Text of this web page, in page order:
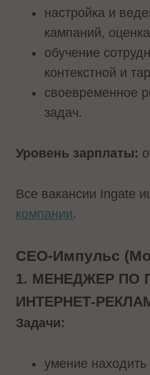
настройка и
кампаний,
обучение
контекстной и
своевременное
задач.
Уровень зарплаты:
Все вакансии Ingate
компании.
СЕО-Импульс
1. МЕНЕДЖЕР ПО
ИНТЕРНЕТ-
Задачи:
умение находить